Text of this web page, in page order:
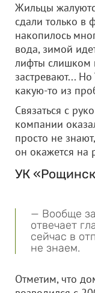
Жильцы
сдали только в
накопилось
вода, зимой
лифты слишком
застревают...
какую-то из
Связаться с
компании
просто не
он окажется на
УК
— Вообще
отвечает
сейчас в
не знаем.
Отметим, что